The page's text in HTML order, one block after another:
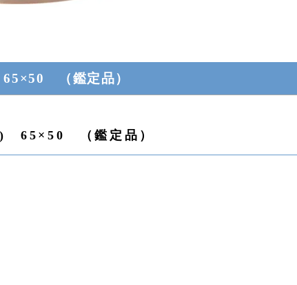
（鑑定品）
) 65×50 （鑑定品）